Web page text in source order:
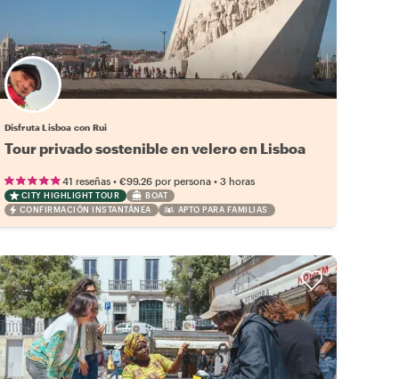
Disfruta Lisboa con Rui
Tour privado sostenible en velero en Lisboa
41 reseñas• €99.26 por persona• 3 horas
CITY HIGHLIGHT TOUR
BOAT
CONFIRMACIÓN INSTANTÁNEA
APTO PARA FAMILIAS